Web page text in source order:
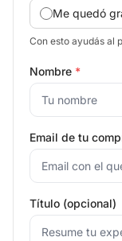
Me quedó
Con esto ayudás al
Nombre *
Email de tu
Título (opcional)